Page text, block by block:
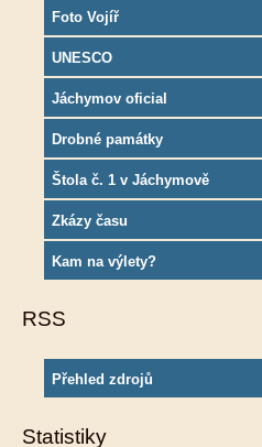
Foto Vojíř
UNESCO
Jáchymov oficial
Drobné památky
Štola č. 1 v Jáchymově
Zkázy času
Kam na výlety?
RSS
Přehled zdrojů
Statistiky